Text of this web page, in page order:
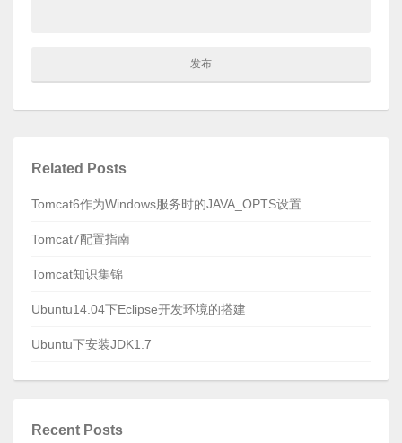
Related Posts
Tomcat6作为Windows服务时的JAVA_OPTS设置
Tomcat7配置指南
Tomcat知识集锦
Ubuntu14.04下Eclipse开发环境的搭建
Ubuntu下安装JDK1.7
Recent Posts